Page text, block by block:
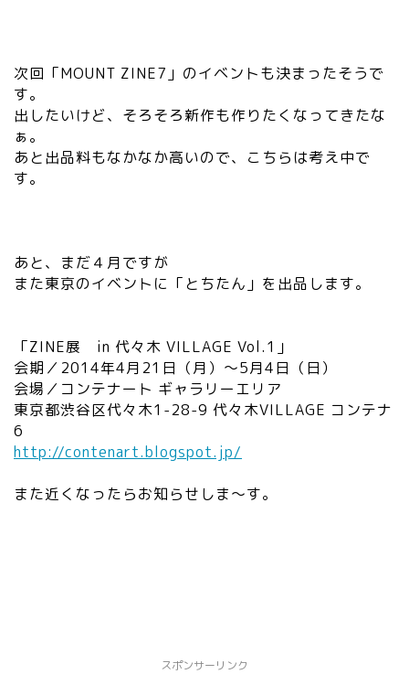
次回「MOUNT ZINE7」のイベントも決まったそうで
す。
出したいけど、そろそろ新作も作りたくなってきたな
ぁ。
あと出品料もなかなか高いので、こちらは考え中で
す。
あと、まだ４月ですが
また東京のイベントに「とちたん」を出品します。
「ZINE展 in 代々木 VILLAGE Vol.1」
会期／2014年4月21日（月）～5月4日（日）
会場／コンテナート ギャラリーエリア
東京都渋谷区代々木1-28-9 代々木VILLAGE コンテナ
6
http://contenart.blogspot.jp/
また近くなったらお知らせしま～す。
スポンサーリンク